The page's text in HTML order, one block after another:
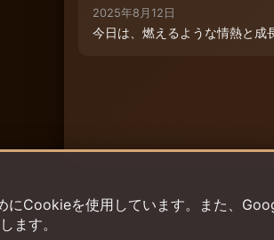
2025年8月12日
今日は、燃えるような情熱と成
にCookieを使用しています。また、
ます。